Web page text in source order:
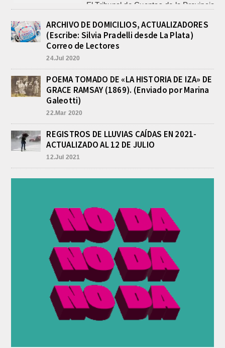
BASQUET EN CADETES:
ATHLETIC JUEGA EL
TRIANGULAR FINAL
agosto 6, 2026
Por el torneo Pre-federal de Básquet,
el equipo de Cadetes de Athletic, logró
se...
INFORME DE DEFENSA CIVIL
LOBOS, COLABORACION EN LA
En las primeras horas de la tarde del
martes, el Intendente Jorge
Etcheverry recibió, por parte de su
ARCHIVO DE DOMICILIOS, ACTUALIZADORES
(Escribe: Silvia Pradelli desde La Plata)
Correo de Lectores
24.Jul 2020
POEMA TOMADO DE «LA HISTORIA DE IZA» DE
GRACE RAMSAY (1869). (Enviado por Marina
Galeotti)
22.Mar 2020
REGISTROS DE LLUVIAS CAÍDAS EN 2021-
ACTUALIZADO AL 12 DE JULIO
12.Jul 2021